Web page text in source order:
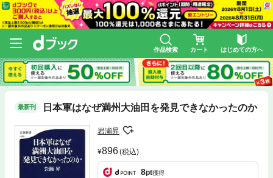
作品検索 カート はじめての方へ
最新刊 日本軍はなぜ満州大油田を発見できなかったのか
岩瀬昇
896(税込)
8pt獲得